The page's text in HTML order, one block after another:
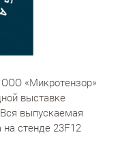
«Микротензор»
выставке
выпускаемая
стенде 23F12